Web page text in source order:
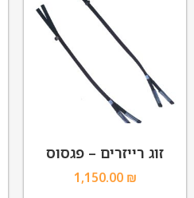
זוג רייזרים – פגסוס
1,150.00 ₪